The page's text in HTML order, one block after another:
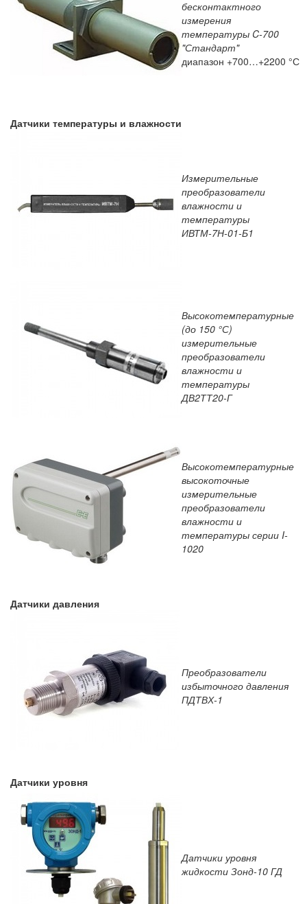
бесконтактного
измерения
температуры C-700
"Стандарт"
диапазон +700…+2200 °С
Датчики температуры и влажности
Измерительные
преобразователи
влажности и
температуры
ИВТМ-7Н-01-Б1
Высокотемпературные
(до 150 °С)
измерительные
преобразователи
влажности и
температуры
ДВ2ТТ20-Г
Высокотемпературные
высокоточные
измерительные
преобразователи
влажности и
температуры серии I-
1020
Датчики давления
Преобразователи
избыточного давления
ПДТВХ-1
Датчики уровня
Датчики уровня
жидкости Зонд-10 ГД